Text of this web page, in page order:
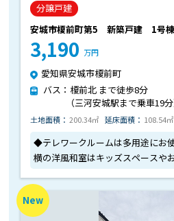
分譲戸建
安城市榎前町第5 新築戸建 1号棟
3,190 万円
愛知県安城市榎前町
バス：榎前北 まで徒歩8分
（三河安城駅まで乗車19分
土地面積： 200.34㎡ 延床面積： 108.54㎡
◆テレワークルームは多用途に
横の洋風和室はキッズスペースや
New